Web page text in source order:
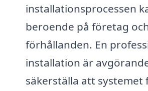
installationsprocessen
beroende på företag
förhållanden. En
installation är
säkerställa att systemet